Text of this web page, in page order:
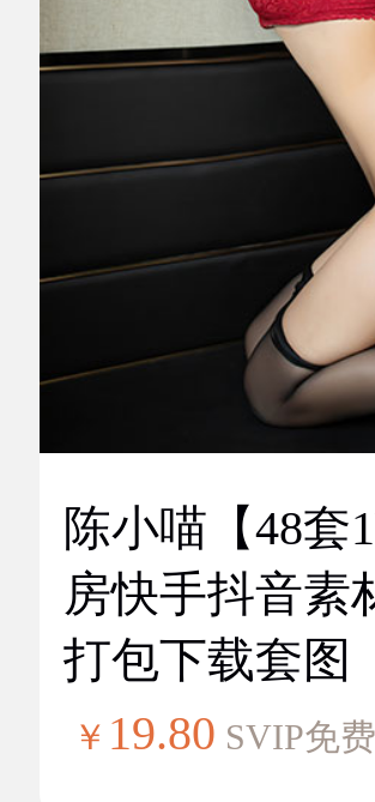
陈小喵【48套
房快手抖音素
打包下载套图
￥ 19.80 SVIP免费